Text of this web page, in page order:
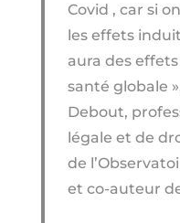
Covid , car si
les effets
aura des
santé globale
Debout,
légale et de
de
et co-auteur